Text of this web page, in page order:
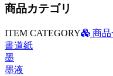
商品カテゴリ
ITEM CATEGORY
商品
書道紙
墨
墨液